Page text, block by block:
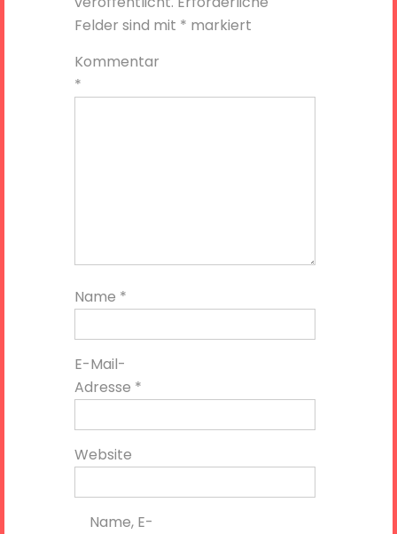
Felder sind mit * markiert
Kommentar
*
Name *
E-Mail-
Adresse *
Website
Name, E-